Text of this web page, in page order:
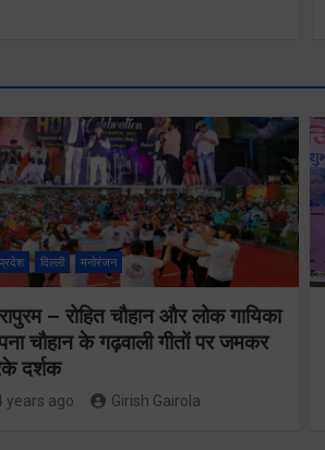
दिल्ली मनोरंजन
– रोहित चौहान और लोक गायिका
चौहान के गढ़वाली गीतों पर जमकर
दर्शक
years ago Girish Gairola